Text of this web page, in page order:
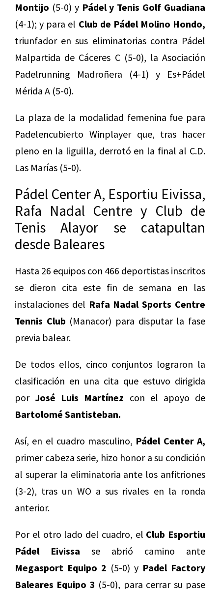
Montijo (5-0) y Pádel y Tenis Golf Guadiana
(4-1); y para el Club de Pádel Molino Hondo,
triunfador en sus eliminatorias contra Pádel
Malpartida de Cáceres C (5-0), la Asociación
Padelrunning Madroñera (4-1) y Es+Pádel
Mérida A (5-0).
La plaza de la modalidad femenina fue para
Padelencubierto Winplayer que, tras hacer
pleno en la liguilla, derrotó en la final al C.D.
Las Marías (5-0).
Pádel Center A, Esportiu Eivissa,
Rafa Nadal Centre y Club de
Tenis Alayor se catapultan
desde Baleares
Hasta 26 equipos con 466 deportistas inscritos
se dieron cita este fin de semana en las
instalaciones del Rafa Nadal Sports Centre
Tennis Club (Manacor) para disputar la fase
previa balear.
De todos ellos, cinco conjuntos lograron la
clasificación en una cita que estuvo dirigida
porJosé Luis Martínez con el apoyo de
Bartolomé Santisteban.
Así, en el cuadro masculino, Pádel Center A,
primer cabeza serie, hizo honor a su condición
al superar la eliminatoria ante los anfitriones
(3-2), tras un WO a sus rivales en la ronda
anterior.
Por el otro lado del cuadro, el Club Esportiu
Pádel Eivissa se abrió camino ante
Megasport Equipo 2 (5-0) y Padel Factory
Baleares Equipo 3 (5-0), para cerrar su pase